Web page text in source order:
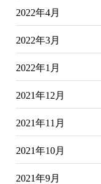
2022年4月
2022年3月
2022年1月
2021年12月
2021年11月
2021年10月
2021年9月